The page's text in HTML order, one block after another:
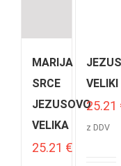
MARIJA
SRCE
JEZUSOVO
VELIKA
25.21 €
JEZUS
VELIKI
25.21
z DDV